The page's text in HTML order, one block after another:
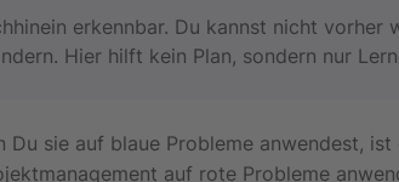
erkennbar. Du kannst nicht
Hier hilft kein Plan, sondern nur
Du sie auf blaue Probleme anwendest,
auf rote Probleme